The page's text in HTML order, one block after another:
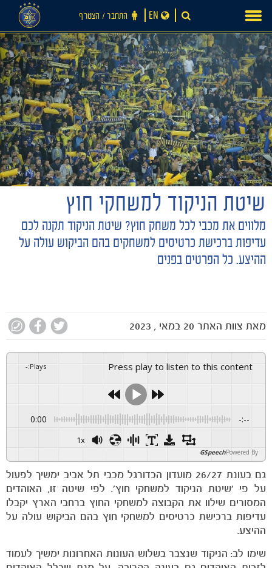
content
התחבר ‪/‬ הצטרף EN
שיטת הניקוד למשחקי חוץ
מלווים את מכבי לכל משחק חוץ? שיטת הניקוד תקנה לכם
עדיפות ברכישת כרטיסים למשחקים בהם הביקוש עולה על
ההיצע. כל הפרטים בפנים
מאת צוות האתר 20 במאי , 2023
Press play to listen to this content
Plays
:
-
0:00 -:--
1x
Powered By
GSpeech
גם בעונת 26/27 מועדון הכדורגל מכבי תל אביב ימשיך לפעול
על פי 'שיטת הניקוד למשחקי חוץ'. לפי שיטה זו, האוהדים
המסורים שילוו את הקבוצה למשחקי החוץ ברחבי הארץ יקבלו
עדיפות ברכישת כרטיסים למשחקי חוץ בהם הביקוש עולה על
ההיצע.
שימו לב: הניקוד שנצבר בשלוש העונות האחרונות ימשיך לעמוד